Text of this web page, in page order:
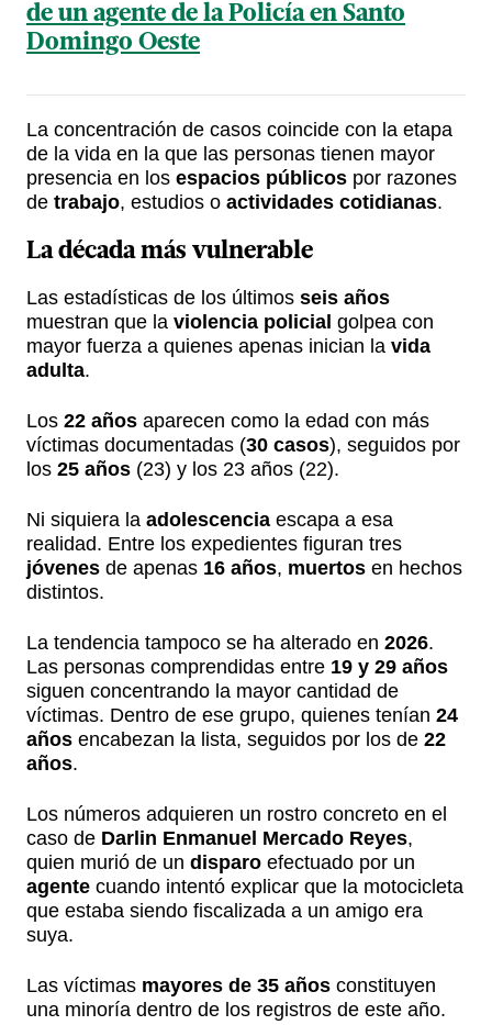
de un agente de la Policía en Santo
Domingo Oeste
La concentración de casos coincide con la etapa
de la vida en la que las personas tienen mayor
presencia en los espacios públicos por razones
de trabajo, estudios o actividades cotidianas.
La década más vulnerable
Las estadísticas de los últimos seis años
muestran que la violencia policial golpea con
mayor fuerza a quienes apenas inician la vida
adulta.
Los 22 años aparecen como la edad con más
víctimas documentadas (30 casos), seguidos por
los 25 años (23) y los 23 años (22).
Ni siquiera la adolescencia escapa a esa
realidad. Entre los expedientes figuran tres
jóvenes de apenas 16 años, muertos en hechos
distintos.
La tendencia tampoco se ha alterado en 2026.
Las personas comprendidas entre 19 y 29 años
siguen concentrando la mayor cantidad de
víctimas. Dentro de ese grupo, quienes tenían 24
años encabezan la lista, seguidos por los de 22
años.
Los números adquieren un rostro concreto en el
caso de Darlin Enmanuel Mercado Reyes,
quien murió de un disparo efectuado por un
agente cuando intentó explicar que la motocicleta
que estaba siendo fiscalizada a un amigo era
suya.
Las víctimas mayores de 35 años constituyen
una minoría dentro de los registros de este año.